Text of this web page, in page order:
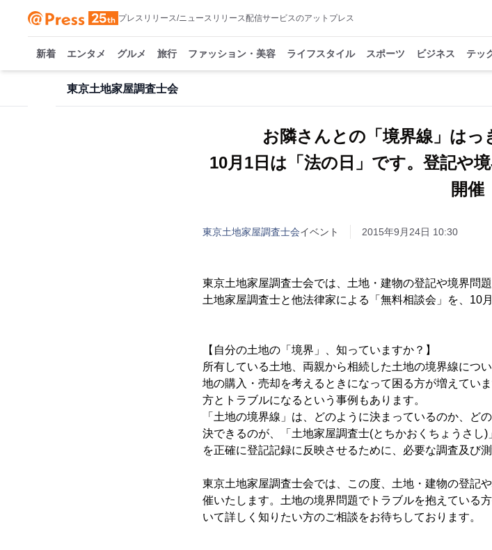
プレスリリース/ニュースリリース配信サービスのアットプレス
新着 エンタメ グルメ 旅行 ファッション・美容 ライフスタイル スポーツ ビジネス テッ
東京土地家屋調査士会
お隣さんとの「境界線」は
10月1日は「法の日」です。登記や
開催
東京土地家屋調査士会イベント 2015年9月24日 10:30
東京土地家屋調査士会では、土地・建物の登記や境界問
土地家屋調査士と他法律家による「無料相談会」を、10
【自分の土地の「境界」、知っていますか？】
所有している土地、両親から相続した土地の境界線につ
地の購入・売却を考えるときになって困る方が増えてい
方とトラブルになるという事例もあります。
「土地の境界線」は、どのように決まっているのか、ど
決できるのが、「土地家屋調査士(とちかおくちょうさし
を正確に登記記録に反映させるために、必要な調査及び
東京土地家屋調査士会では、この度、土地・建物の登記
催いたします。土地の境界問題でトラブルを抱えている
いて詳しく知りたい方のご相談をお待ちしております。